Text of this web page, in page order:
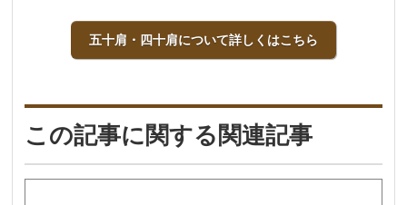
五十肩・四十肩について詳しくはこちら
この記事に関する関連記事